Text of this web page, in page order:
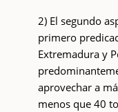
2) El segundo
primero
Extremadura y
aprovechar a
menos que 40